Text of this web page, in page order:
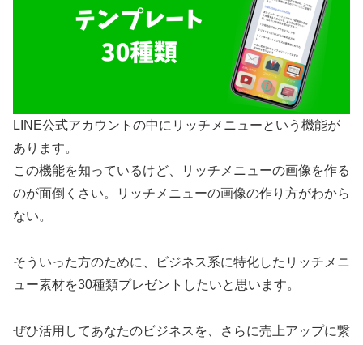
LINE公式アカウントの中にリッチメニューという機能が
あります。
この機能を知っているけど、リッチメニューの画像を作る
のが面倒くさい。リッチメニューの画像の作り方がわから
ない。
そういった方のために、ビジネス系に特化したリッチメニ
ュー素材を30種類プレゼントしたいと思います。
ぜひ活用してあなたのビジネスを、さらに売上アップに繋